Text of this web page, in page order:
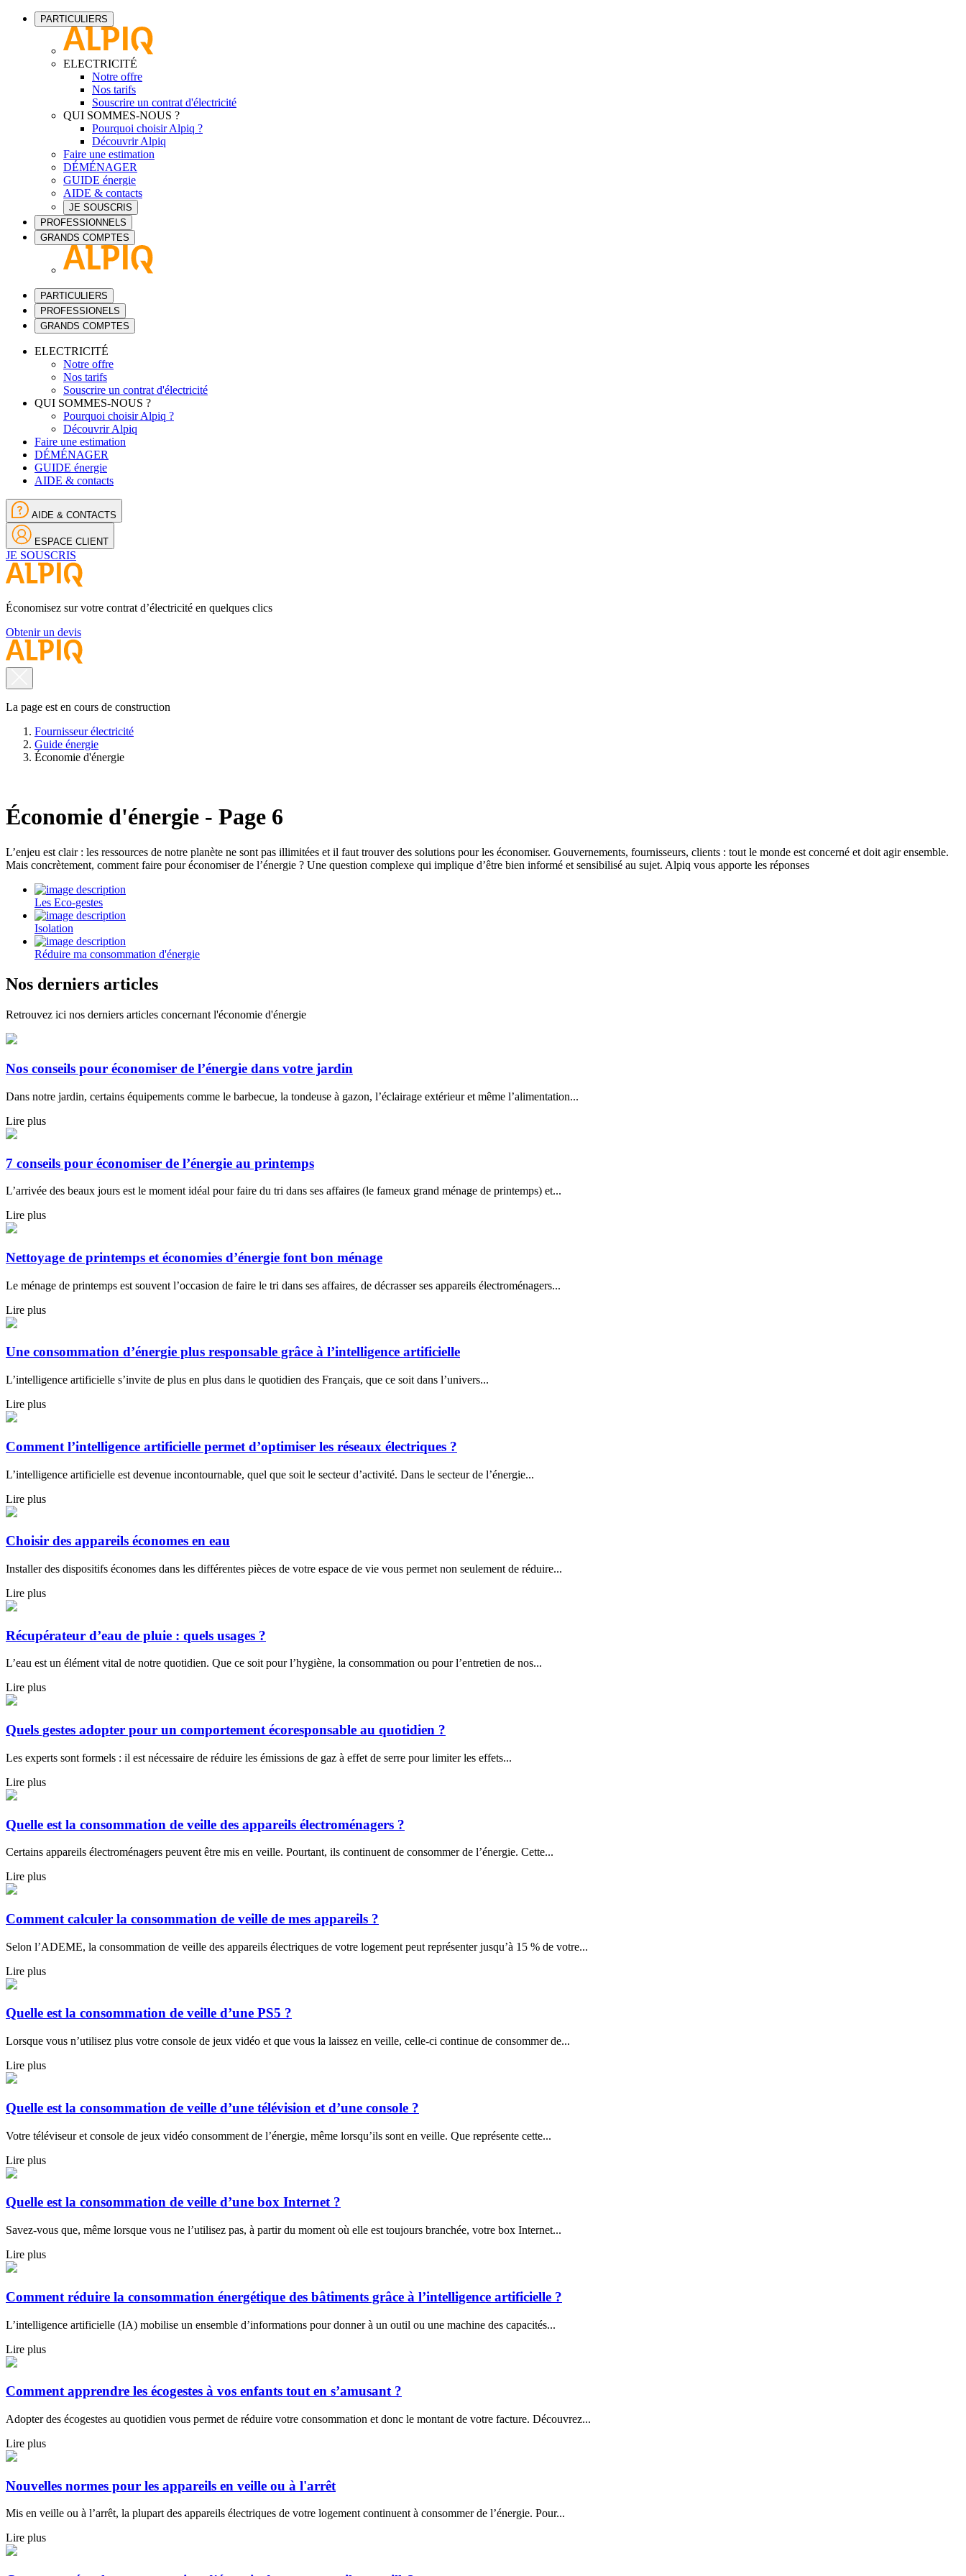
PARTICULIERS
ELECTRICITÉ
Notre offre
Nos tarifs
Souscrire un contrat d'électricité
QUI SOMMES-NOUS ?
Pourquoi choisir Alpiq ?
Découvrir Alpiq
Faire une estimation
DÉMÉNAGER
GUIDE énergie
AIDE & contacts
JE SOUSCRIS
PROFESSIONNELS
GRANDS COMPTES
PARTICULIERS
PROFESSIONELS
GRANDS COMPTES
ELECTRICITÉ
Notre offre
Nos tarifs
Souscrire un contrat d'électricité
QUI SOMMES-NOUS ?
Pourquoi choisir Alpiq ?
Découvrir Alpiq
Faire une estimation
DÉMÉNAGER
GUIDE énergie
AIDE & contacts
AIDE & CONTACTS
ESPACE CLIENT
JE SOUSCRIS
Économisez sur votre contrat d’électricité en quelques clics
Obtenir un devis
La page est en cours de construction
Fournisseur électricité
Guide énergie
Économie d'énergie
Économie d'énergie - Page 6
L’enjeu est clair : les ressources de notre planète ne sont pas illimitées et il faut trouver des solutions pour les économiser. Gouvernements, fournisseurs, clients : tout le monde est concerné et doit agir ensemble.
Mais concrètement, comment faire pour économiser de l’énergie ? Une question complexe qui implique d’être bien informé et sensibilisé au sujet. Alpiq vous apporte les réponses
Les Eco-gestes
Isolation
Réduire ma consommation d'énergie
Nos derniers articles
Retrouvez ici nos derniers articles concernant l'économie d'énergie
Nos conseils pour économiser de l’énergie dans votre jardin
Dans notre jardin, certains équipements comme le barbecue, la tondeuse à gazon, l’éclairage extérieur et même l’alimentation...
Lire plus
7 conseils pour économiser de l’énergie au printemps
L’arrivée des beaux jours est le moment idéal pour faire du tri dans ses affaires (le fameux grand ménage de printemps) et...
Lire plus
Nettoyage de printemps et économies d’énergie font bon ménage
Le ménage de printemps est souvent l’occasion de faire le tri dans ses affaires, de décrasser ses appareils électroménagers...
Lire plus
Une consommation d’énergie plus responsable grâce à l’intelligence artificielle
L’intelligence artificielle s’invite de plus en plus dans le quotidien des Français, que ce soit dans l’univers...
Lire plus
Comment l’intelligence artificielle permet d’optimiser les réseaux électriques ?
L’intelligence artificielle est devenue incontournable, quel que soit le secteur d’activité. Dans le secteur de l’énergie...
Lire plus
Choisir des appareils économes en eau
Installer des dispositifs économes dans les différentes pièces de votre espace de vie vous permet non seulement de réduire...
Lire plus
Récupérateur d’eau de pluie : quels usages ?
L’eau est un élément vital de notre quotidien. Que ce soit pour l’hygiène, la consommation ou pour l’entretien de nos...
Lire plus
Quels gestes adopter pour un comportement écoresponsable au quotidien ?
Les experts sont formels : il est nécessaire de réduire les émissions de gaz à effet de serre pour limiter les effets...
Lire plus
Quelle est la consommation de veille des appareils électroménagers ?
Certains appareils électroménagers peuvent être mis en veille. Pourtant, ils continuent de consommer de l’énergie. Cette...
Lire plus
Comment calculer la consommation de veille de mes appareils ?
Selon l’ADEME, la consommation de veille des appareils électriques de votre logement peut représenter jusqu’à 15 % de votre...
Lire plus
Quelle est la consommation de veille d’une PS5 ?
Lorsque vous n’utilisez plus votre console de jeux vidéo et que vous la laissez en veille, celle-ci continue de consommer de...
Lire plus
Quelle est la consommation de veille d’une télévision et d’une console ?
Votre téléviseur et console de jeux vidéo consomment de l’énergie, même lorsqu’ils sont en veille. Que représente cette...
Lire plus
Quelle est la consommation de veille d’une box Internet ?
Savez-vous que, même lorsque vous ne l’utilisez pas, à partir du moment où elle est toujours branchée, votre box Internet...
Lire plus
Comment réduire la consommation énergétique des bâtiments grâce à l’intelligence artificielle ?
L’intelligence artificielle (IA) mobilise un ensemble d’informations pour donner à un outil ou une machine des capacités...
Lire plus
Comment apprendre les écogestes à vos enfants tout en s’amusant ?
Adopter des écogestes au quotidien vous permet de réduire votre consommation et donc le montant de votre facture. Découvrez...
Lire plus
Nouvelles normes pour les appareils en veille ou à l'arrêt
Mis en veille ou à l’arrêt, la plupart des appareils électriques de votre logement continuent à consommer de l’énergie. Pour...
Lire plus